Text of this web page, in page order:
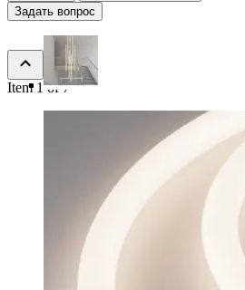
Задать вопрос
Item 1 of 7